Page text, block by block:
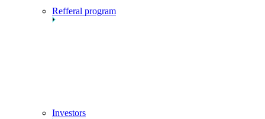
Refferal program
Investors